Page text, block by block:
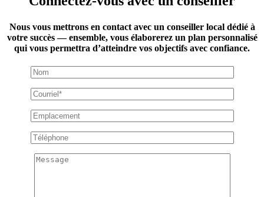
Nous vous mettrons en contact avec un conseiller local dédié à
votre succès — ensemble, vous élaborerez un plan personnalisé
qui vous permettra d’atteindre vos objectifs avec confiance.